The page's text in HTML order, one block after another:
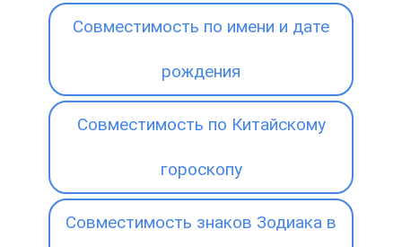
Совместимость по имени и дате
рождения
Совместимость по Китайскому
гороскопу
Совместимость знаков Зодиака в